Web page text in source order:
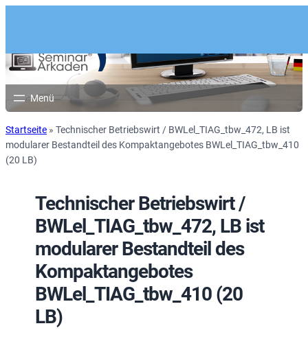
Startseite » Technischer Betriebswirt / BWLel_TIAG_tbw_472, LB ist
modularer Bestandteil des Kompaktangebotes BWLel_TIAG_tbw_410
(20 LB)
Technischer Betriebswirt /
BWLel_TIAG_tbw_472, LB ist
modularer Bestandteil des
Kompaktangebotes
BWLel_TIAG_tbw_410 (20
LB)